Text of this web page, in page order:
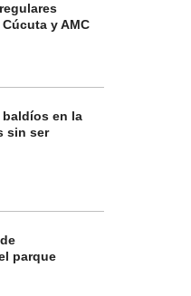
y AMC
en la
sin ser
parque